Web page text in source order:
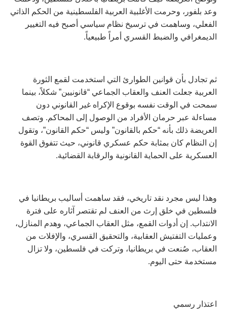
وعد بلفور، وحرمت الأغلبية العربية الفلسطينية من الحكم الذاتي
الفعلي، وساهمت في ترسيخ نظام سياسي أصبح فيه التغيير
الديمغرافي والضبط القسري أمراً طبيعياً.
ثم تجادل بأن قوانين الطوارئ التي استخدمت لقمع الثورة
العربية جعلت العنف والعقاب الجماعي “قانونيين” شكلاً، بينما
سمحت في الوقت نفسه بوقوع الإكراه غير القانوني دون
مساءلة عبر حرمان الأفراد من الوصول إلى المحاكم. وتصف
العريضة ذلك بأنه “حكم بالقانون” وليس “حكم القانون”، وتقول
إن النظام كان بمثابة حكم عسكري قانوني، حيث تتفوق القوة
العسكرية على الحماية القانونية والرقابة القضائية.
وهذا ليس مجرد نقد تاريخي، فقد ساهمت أساليب بريطانيا في
فلسطين في خلق إرث من العنف لم تقتصر آثاره على فترة
الانتداب. إن أدوات القمع، مثل العقاب الجماعي، وهدم المنازل،
وعمليات التفتيش العقابية، والتحقيق القسري، والإفلات من
العقاب، صُنعت في بريطانيا، وتركت في فلسطين، ولا تزال
مستخدمة حتى اليوم.
اعتذار رسمي